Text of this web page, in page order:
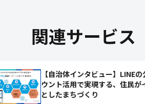
関連サービス
【自治体インタビュー】LINEの
ウント活用で実現する、住民が
としたまちづくり